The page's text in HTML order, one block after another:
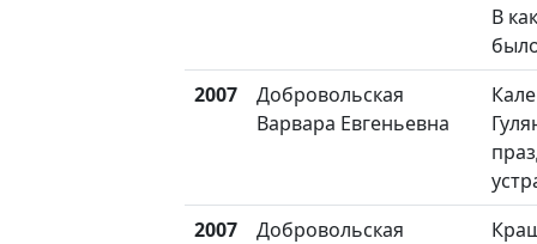
В
2007
Добровольская
Варвара Евгеньевна
2007
Добровольская